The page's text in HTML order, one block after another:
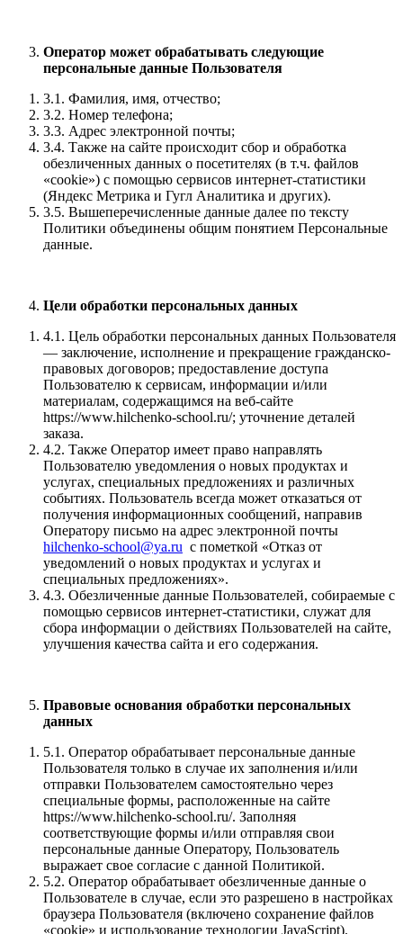
Оператор может обрабатывать следующие
персональные данные Пользователя
3.1. Фамилия, имя, отчество;
3.2. Номер телефона;
3.3. Адрес электронной почты;
3.4. Также на сайте происходит сбор и обработка
обезличенных данных о посетителях (в т.ч. файлов
«cookie») с помощью сервисов интернет-статистики
(Яндекс Метрика и Гугл Аналитика и других).
3.5. Вышеперечисленные данные далее по тексту
Политики объединены общим понятием Персональные
данные.
Цели обработки персональных данных
4.1. Цель обработки персональных данных Пользователя
— заключение, исполнение и прекращение гражданско-
правовых договоров; предоставление доступа
Пользователю к сервисам, информации и/или
материалам, содержащимся на веб-сайте
https://www.hilchenko-school.ru/; уточнение деталей
заказа.
4.2. Также Оператор имеет право направлять
Пользователю уведомления о новых продуктах и
услугах, специальных предложениях и различных
событиях. Пользователь всегда может отказаться от
получения информационных сообщений, направив
Оператору письмо на адрес электронной почты
hilchenko-school@ya.ru с пометкой «Отказ от
уведомлений о новых продуктах и услугах и
специальных предложениях».
4.3. Обезличенные данные Пользователей, собираемые с
помощью сервисов интернет-статистики, служат для
сбора информации о действиях Пользователей на сайте,
улучшения качества сайта и его содержания.
Правовые основания обработки персональных
данных
5.1. Оператор обрабатывает персональные данные
Пользователя только в случае их заполнения и/или
отправки Пользователем самостоятельно через
специальные формы, расположенные на сайте
https://www.hilchenko-school.ru/. Заполняя
соответствующие формы и/или отправляя свои
персональные данные Оператору, Пользователь
выражает свое согласие с данной Политикой.
5.2. Оператор обрабатывает обезличенные данные о
Пользователе в случае, если это разрешено в настройках
браузера Пользователя (включено сохранение файлов
«cookie» и использование технологии JavaScript).